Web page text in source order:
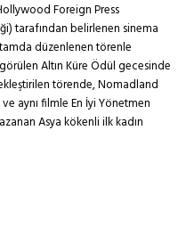
Foreign Press
tarafından belirlenen sinema
düzenlenen törenle
Altın Küre Ödül gecesinde
törende, Nomadland
aynı filmle En İyi Yönetmen
Asya kökenli ilk kadın